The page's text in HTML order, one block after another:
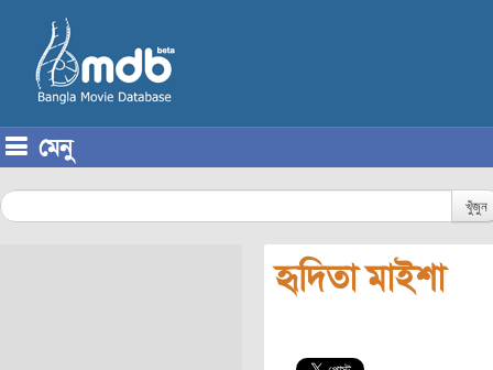
মেনু
খুঁজুন
হৃদিতা মাইশা